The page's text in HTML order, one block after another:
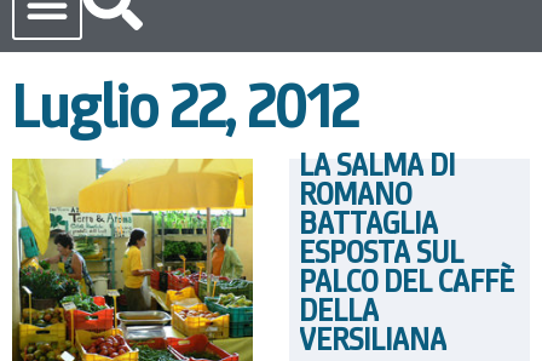
Luglio 22, 2012
LA SALMA DI
ROMANO
BATTAGLIA
ESPOSTA SUL
PALCO DEL CAFFÈ
DELLA
VERSILIANA